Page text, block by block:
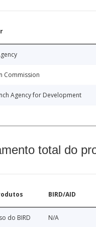
Commission
Agency for Development
total do
BIRD/AID
do BIRD N/A